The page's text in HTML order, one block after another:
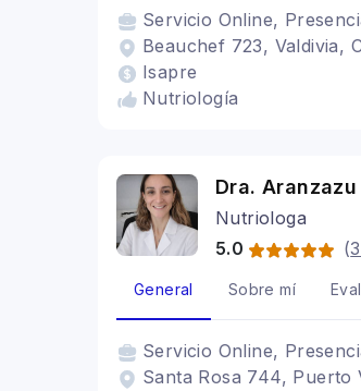
Servicio Online,
Beauchef 723, Valdivia,
Isapre
Nutriología
Dra.
Nutriologa
5.0
(
General Sobre mí
Servicio Online,
Santa Rosa 744, Puerto